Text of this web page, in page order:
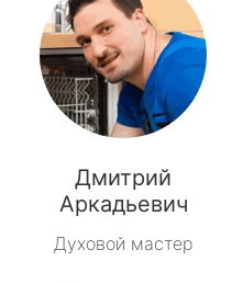
Дмитрий
Аркадьевич
Духовой мастер